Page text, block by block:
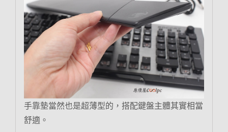
手靠墊當然也是超薄型的，搭配鍵盤主體其實相當
舒適。